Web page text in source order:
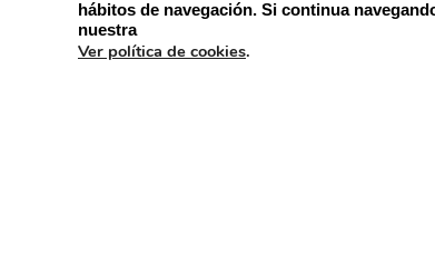
hábitos de navegación. Si continua
nuestra
Ver política de cookies.